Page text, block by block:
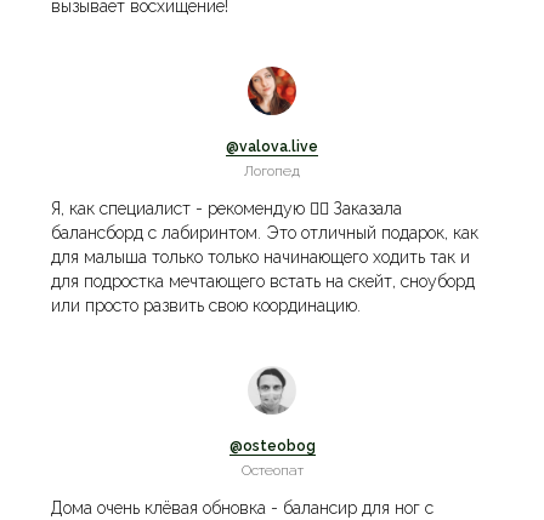
вызывает восхищение!
@valova.live
Логопед
Я, как специалист - рекомендую 👍🏼 Заказала
балансборд с лабиринтом. Это отличный подарок, как
для малыша только только начинающего ходить так и
для подростка мечтающего встать на скейт, сноуборд
или просто развить свою координацию.
@osteobog
Остеопат
Дома очень клёвая обновка - балансир для ног с